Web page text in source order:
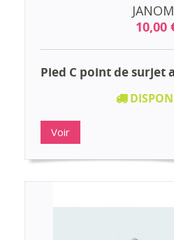
10,00
Pied C point de surjet
Voir